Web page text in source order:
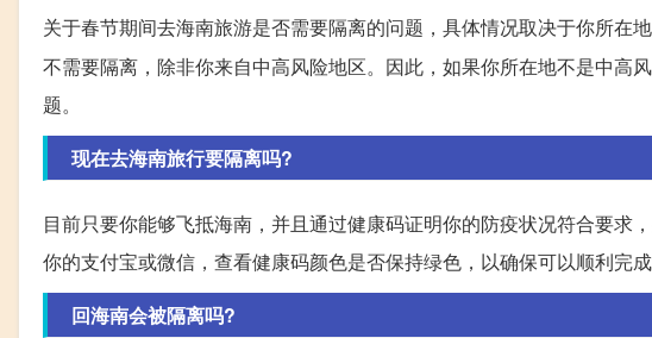
关于春节期间去海南旅游是否需要隔离的问题，具体情况取决于你所在
不需要隔离，除非你来自中高风险地区。因此，如果你所在地不是中高
题。
现在去海南旅行要隔离吗?
目前只要你能够飞抵海南，并且通过健康码证明你的防疫状况符合要求
你的支付宝或微信，查看健康码颜色是否保持绿色，以确保可以顺利完成
回海南会被隔离吗?